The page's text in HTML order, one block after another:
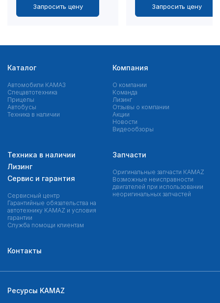
Запросить цену Запросить цену
Каталог
Автомобили КАМАЗ
Спецавтотехника
Прицепы
Автобусы
Техника в наличии
Компания
О компании
Команда
Лизинг
Отзывы о компании
Акции
Новости
Видеообзоры
Техника в наличии
Лизинг
Сервис и гарантия
Сервисный центр
Гарантийные обязательства на
автотехнику KAMAZ и условия
гарантии
Служба помощи клиентам
Запчасти
Оригинальные запчасти КAMAZ
Возможные неисправности
двигателей при использовании
неоригинальных запчастей
Контакты
Ресурсы KAMAZ